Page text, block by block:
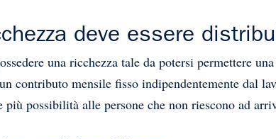
deve essere
una ricchezza tale da potersi permettere
contributo mensile fisso indipendentemente dal
più possibilità alle persone che non riescono ad